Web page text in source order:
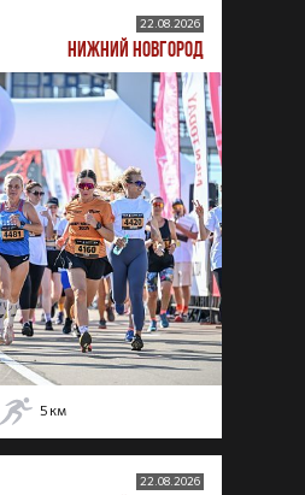
22.08.2026
НИЖНИЙ НОВГОРОД
5 км
22.08.2026